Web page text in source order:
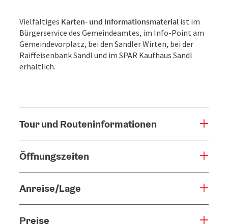
Vielfältiges Karten- und Informationsmaterial ist im
Bürgerservice des Gemeindeamtes, im Info-Point am
Gemeindevorplatz, bei den Sandler Wirten, bei der
Raiffeisenbank Sandl und im SPAR Kaufhaus Sandl
erhältlich.
Tour und Routeninformationen
Öffnungszeiten
Anreise/Lage
Preise